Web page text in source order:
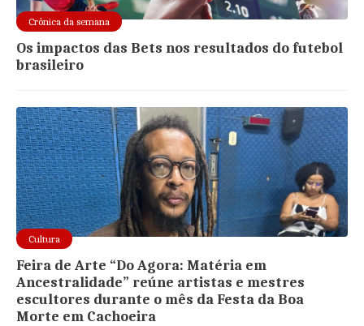
Crônica da semana
Os impactos das Bets nos resultados do futebol
brasileiro
Cultura
Feira de Arte “Do Agora: Matéria em
Ancestralidade” reúne artistas e mestres
escultores durante o mês da Festa da Boa
Morte em Cachoeira